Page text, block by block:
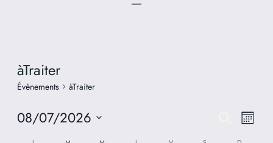
àTraiter
Évènements àTraiter
Recherche
Mois
08/07/2026
Sélectionnez